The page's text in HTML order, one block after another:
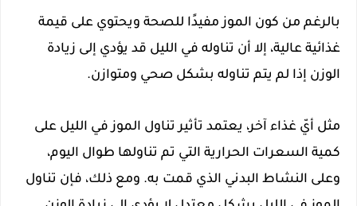
بالرغم من كون الموز مفيدًا للصحة ويحتوي على قيمة
غذائية عالية، إلا أن تناوله في الليل قد يؤدي إلى زيادة
الوزن إذا لم يتم تناوله بشكل صحي ومتوازن.
مثل أيّ غذاء آخر، يعتمد تأثير تناول الموز في الليل على
كمية السعرات الحرارية التي تم تناولها طوال اليوم،
وعلى النشاط البدني الذي قمت به. ومع ذلك، فإن تناول